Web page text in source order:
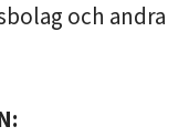
och andra